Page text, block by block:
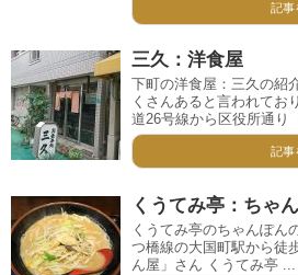
記事
三久：洋食屋
下町の洋食屋：三久の紹
くさんあると言われてお
道26号線から区役所通り
記事
くうてみ亭：ちゃ
くうてみ亭のちゃんぽん
つ橋線の大国町駅から徒
ん屋」さん くうてみ亭 ...